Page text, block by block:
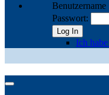
Benutzername
Passwort:
Log In
Ich